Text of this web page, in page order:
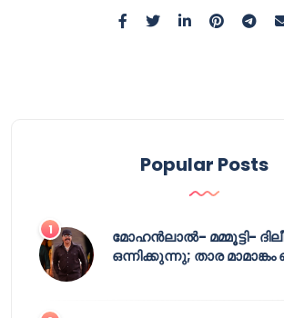
Popular Posts
മോഹൻലാൽ- മമ്മൂട്ടി-
ഒന്നിക്കുന്നു; താര